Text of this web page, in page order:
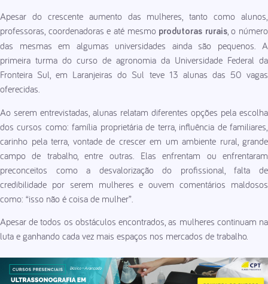
Apesar do crescente aumento das mulheres, tanto como alunos,
professoras, coordenadoras e até mesmoprodutoras rurais, o número
das mesmas em algumas universidades ainda são pequenos. A
primeira turma do curso de agronomia da Universidade Federal da
Fronteira Sul, em Laranjeiras do Sul teve 13 alunas das 50 vagas
oferecidas.
Ao serem entrevistadas, alunas relatam diferentes opções pela escolha
dos cursos como: família proprietária de terra, influência de familiares,
carinho pela terra, vontade de crescer em um ambiente rural, grande
campo de trabalho, entre outras. Elas enfrentam ou enfrentaram
preconceitos como a desvalorização do profissional, falta de
credibilidade por serem mulheres e ouvem comentários maldosos
como: “isso não é coisa de mulher”.
Apesar de todos os obstáculos encontrados, as mulheres continuam na
luta e ganhando cada vez mais espaços nos mercados de trabalho.